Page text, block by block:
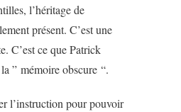
l’héritage de
présent. C’est une
C’est ce que Patrick
” mémoire obscure “.
l’instruction pour pouvoir